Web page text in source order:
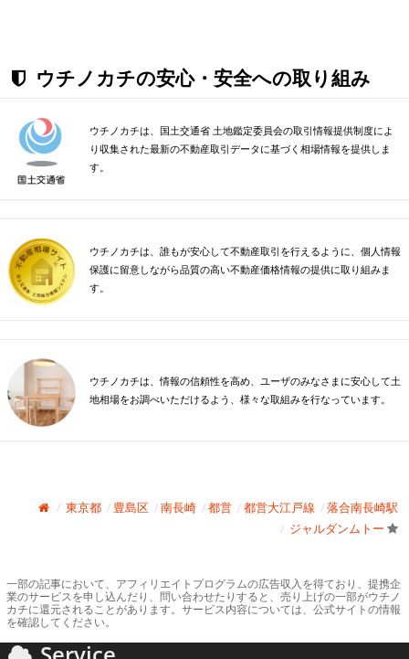
ウチノカチの安心・安全への取り組み
ウチノカチは、国土交通省 土地鑑定委員会の取引情報提供制度によ
り収集された最新の不動産取引データに基づく相場情報を提供しま
す。
ウチノカチは、誰もが安心して不動産取引を行えるように、個人情報
保護に留意しながら品質の高い不動産価格情報の提供に取り組みま
す。
ウチノカチは、情報の信頼性を高め、ユーザのみなさまに安心して土
地相場をお調べいただけるよう、様々な取組みを行なっています。
東京都 豊島区 南長崎 都営 都営大江戸線
落合南長崎駅
ジャルダンムトー
一部の記事において、アフィリエイトプログラムの広告収入を得ており、提携企
業のサービスを申し込んだり、問い合わせたりすると、売り上げの一部がウチノ
カチに還元されることがあります。サービス内容については、公式サイトの情報
を確認してください。